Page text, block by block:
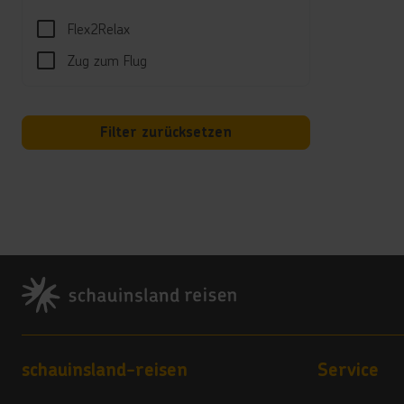
Flex2Relax
Zug zum Flug
Filter zurücksetzen
Footer
Footer navigation
schauinsland-reisen Service